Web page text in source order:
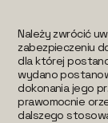
Należy zwrócić
zabezpieczeniu
dla której
wydano
dokonania jego
prawomocnie
dalszego